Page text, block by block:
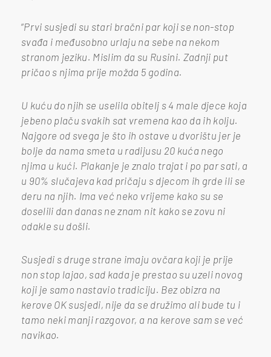
“Prvi susjedi su stari bračni par koji se non-stop
svađa i međusobno urlaju na sebe na nekom
stranom jeziku. Mislim da su Rusini. Zadnji put
pričao s njima prije možda 5 godina.
U kuću do njih se uselila obitelj s 4 male djece koja
jebeno plaču svakih sat vremena kao da ih kolju.
Najgore od svega je što ih ostave u dvorištu jer je
bolje da nama smeta u radijusu 20 kuća nego
njima u kući. Plakanje je znalo trajat i po par sati, a
u 90% slučajeva kad pričaju s djecom ih grde ili se
deru na njih. Ima već neko vrijeme kako su se
doselili dan danas ne znam nit kako se zovu ni
odakle su došli.
Susjedi s druge strane imaju ovčara koji je prije
non stop lajao, sad kada je prestao su uzeli novog
koji je samo nastavio tradiciju. Bez obizra na
kerove OK susjedi, nije da se družimo ali bude tu i
tamo neki manji razgovor, a na kerove sam se već
navikao.